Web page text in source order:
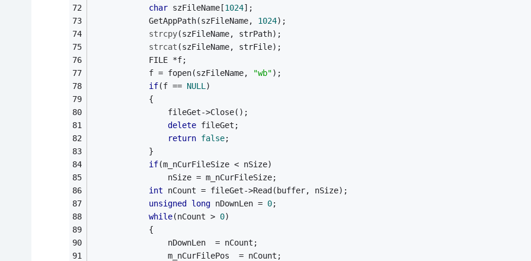
char szFileName[1024];
            GetAppPath(szFileName,
1024);
strcpy(szFileName, strPath);
strcat (szFileName, strFile);
            FILE *f;
            f = fopen(szFileName,
"wb");
if(f == NULL )
            {
                fileGet->Close();
delete fileGet;
return false;
            }
if(m_nCurFileSize < nSize)
                nSize = m_nCurFileSize;
int nCount = fileGet->Read(buffer, nSize);
unsigned
long nDownLen = 0;
while(nCount > 0)
            {
                nDownLen  = nCount;
                m_nCurFilePos  = nCount;